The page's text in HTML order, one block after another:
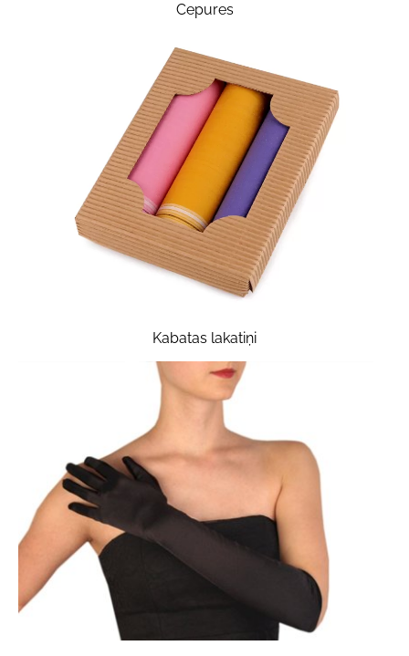
Cepures
Kabatas lakatiņi